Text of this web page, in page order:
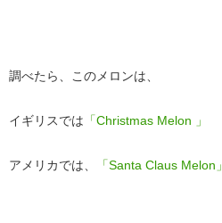
調べたら、このメロンは、
イギリスでは 「Christmas Melon 」
アメリカでは、 「Santa Claus Melon」